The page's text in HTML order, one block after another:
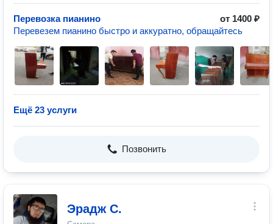
Перевозка пианино
от 1400 ₽
Перевезем пианино быстро и аккуратно, обращайтесь
Ещё 23 услуги
Позвонить
Эрадж С.